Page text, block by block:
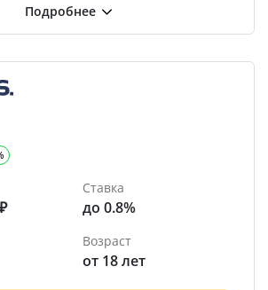
Ставка
до 0.8%
Возраст
от 18 лет